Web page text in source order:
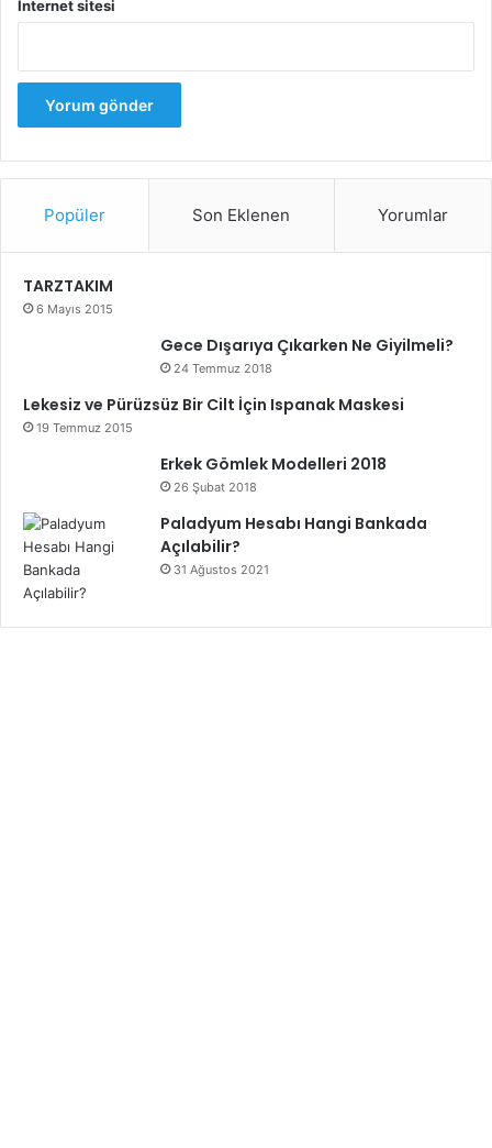
doğrusu olacaktır.
2024 Gelin Makyajı Trendleri
İnternet sitesi
Popüler Son Eklenen Yorumlar
TARZTAKIM
6 Mayıs 2015
Gece Dışarıya Çıkarken Ne Giyilmeli?
24 Temmuz 2018
Lekesiz ve Pürüzsüz Bir Cilt İçin Ispanak Maskesi
19 Temmuz 2015
Erkek Gömlek Modelleri 2018
26 Şubat 2018
Paladyum Hesabı Hangi Bankada
Açılabilir?
31 Ağustos 2021